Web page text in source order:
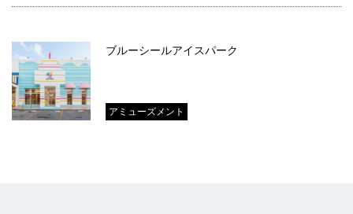
ブルーシールアイスパーク
アミューズメント